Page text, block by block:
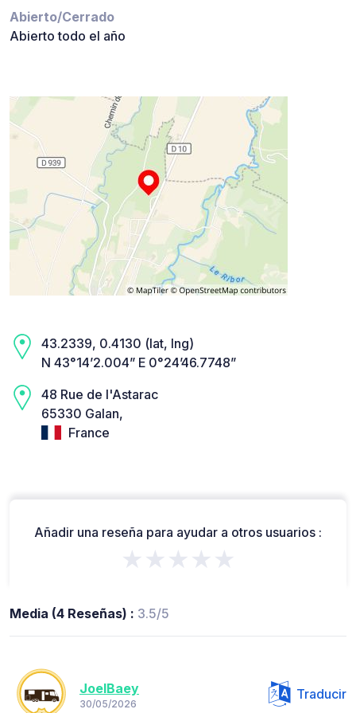
Abierto/Cerrado
Abierto todo el año
43.2339, 0.4130 (lat, lng)
N 43°14’2.004” E 0°24’46.7748”
48 Rue de l'Astarac
65330 Galan,
France
Añadir una reseña para ayudar a otros usuarios :
★★★★★
Media (4 Reseñas) : 3.5/5
JoelBaey
30/05/2026
Traducir